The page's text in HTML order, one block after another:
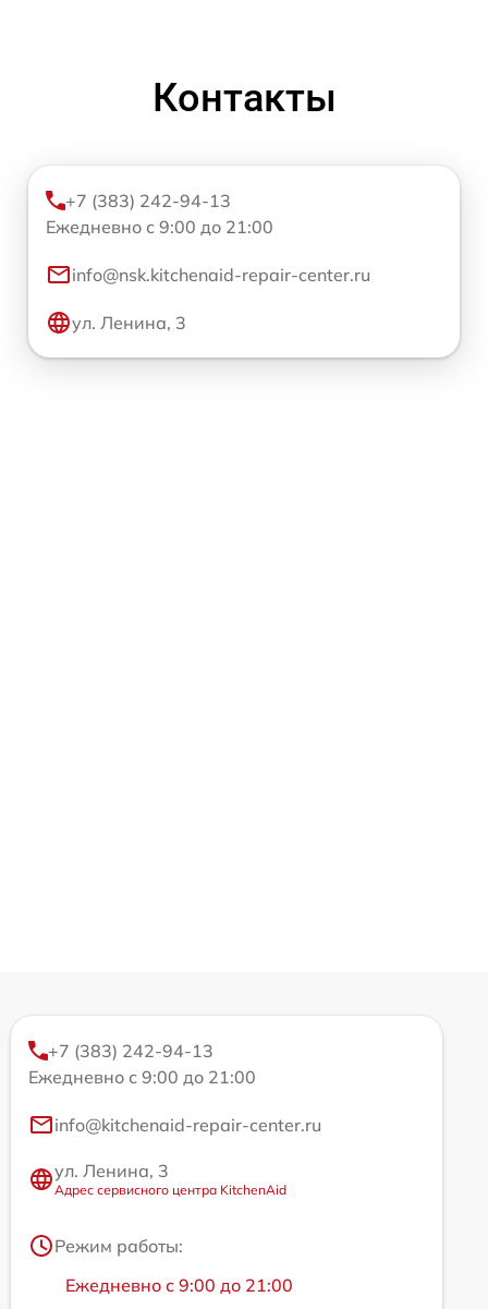
Контакты
+7 (383) 242-94-13
Ежедневно с 9:00 до 21:00
info@nsk.kitchenaid-repair-center.ru
ул. Ленина, 3
+7 (383) 242-94-13
Ежедневно с 9:00 до 21:00
info@kitchenaid-repair-center.ru
ул. Ленина, 3
Адрес сервисного центра KitchenAid
Режим работы:
Ежедневно с 9:00 до 21:00